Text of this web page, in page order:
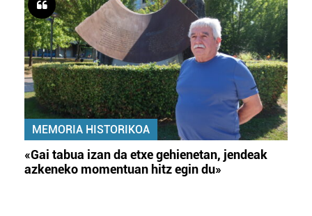
MEMORIA HISTORIKOA
«Gai tabua izan da etxe gehienetan, jendeak
azkeneko momentuan hitz egin du»